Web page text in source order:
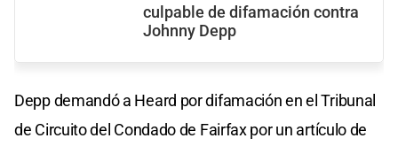
culpable de difamación contra
Johnny Depp
Depp demandó a Heard por difamación en el Tribunal
de Circuito del Condado de Fairfax por un artículo de